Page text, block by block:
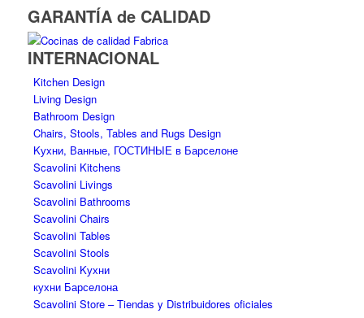
GARANTÍA de CALIDAD
INTERNACIONAL
Kitchen Design
Living Design
Bathroom Design
Chairs, Stools, Tables and Rugs Design
Kухни, Ванные, ГОСТИНЫЕ в Барселоне
Scavolini Kitchens
Scavolini Livings
Scavolini Bathrooms
Scavolini Chairs
Scavolini Tables
Scavolini Stools
Scavolini Kухни
кухни Барселона
Scavolini Store – Tiendas y Distribuidores oficiales